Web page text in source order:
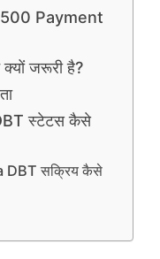
Payment
क्यों जरूरी है?
स्टेटस कैसे
DBT सक्रिय कैसे